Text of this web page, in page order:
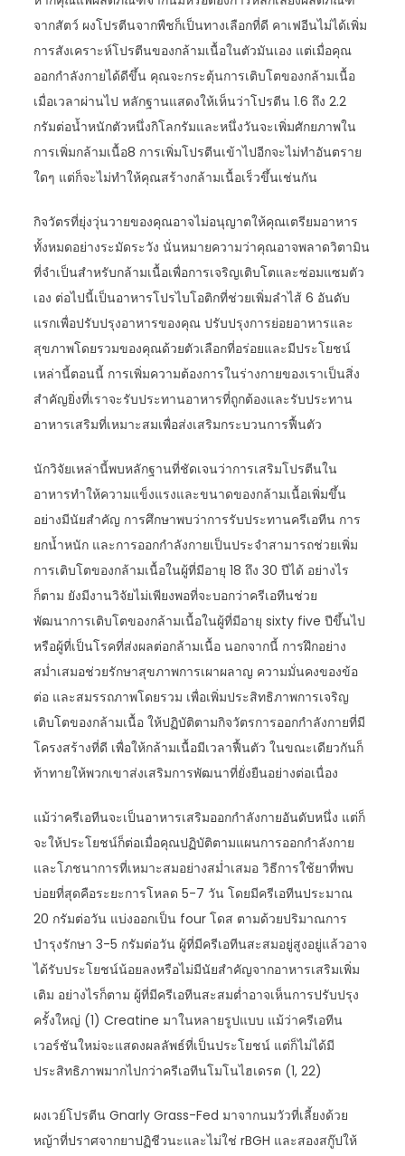
จากสัตว์ ผงโปรตีนจากพืชก็เป็นทางเลือกที่ดี คาเฟอีนไม่ได้เพิ่ม
การสังเคราะห์โปรตีนของกล้ามเนื้อในตัวมันเอง แต่เมื่อคุณ
ออกกำลังกายได้ดีขึ้น คุณจะกระตุ้นการเติบโตของกล้ามเนื้อ
เมื่อเวลาผ่านไป หลักฐานแสดงให้เห็นว่าโปรตีน 1.6 ถึง 2.2
กรัมต่อน้ำหนักตัวหนึ่งกิโลกรัมและหนึ่งวันจะเพิ่มศักยภาพใน
การเพิ่มกล้ามเนื้อ8 การเพิ่มโปรตีนเข้าไปอีกจะไม่ทำอันตราย
ใดๆ แต่ก็จะไม่ทำให้คุณสร้างกล้ามเนื้อเร็วขึ้นเช่นกัน
กิจวัตรที่ยุ่งวุ่นวายของคุณอาจไม่อนุญาตให้คุณเตรียมอาหาร
ทั้งหมดอย่างระมัดระวัง นั่นหมายความว่าคุณอาจพลาดวิตามิน
ที่จำเป็นสำหรับกล้ามเนื้อเพื่อการเจริญเติบโตและซ่อมแซมตัว
เอง ต่อไปนี้เป็นอาหารโปรไบโอติกที่ช่วยเพิ่มลำไส้ 6 อันดับ
แรกเพื่อปรับปรุงอาหารของคุณ ปรับปรุงการย่อยอาหารและ
สุขภาพโดยรวมของคุณด้วยตัวเลือกที่อร่อยและมีประโยชน์
เหล่านี้ตอนนี้ การเพิ่มความต้องการในร่างกายของเราเป็นสิ่ง
สำคัญยิ่งที่เราจะรับประทานอาหารที่ถูกต้องและรับประทาน
อาหารเสริมที่เหมาะสมเพื่อส่งเสริมกระบวนการฟื้นตัว
นักวิจัยเหล่านี้พบหลักฐานที่ชัดเจนว่าการเสริมโปรตีนใน
อาหารทำให้ความแข็งแรงและขนาดของกล้ามเนื้อเพิ่มขึ้น
อย่างมีนัยสำคัญ การศึกษาพบว่าการรับประทานครีเอทีน การ
ยกน้ำหนัก และการออกกำลังกายเป็นประจำสามารถช่วยเพิ่ม
การเติบโตของกล้ามเนื้อในผู้ที่มีอายุ 18 ถึง 30 ปีได้ อย่างไร
ก็ตาม ยังมีงานวิจัยไม่เพียงพอที่จะบอกว่าครีเอทีนช่วย
พัฒนาการเติบโตของกล้ามเนื้อในผู้ที่มีอายุ sixty five ปีขึ้นไป
หรือผู้ที่เป็นโรคที่ส่งผลต่อกล้ามเนื้อ นอกจากนี้ การฝึกอย่าง
สม่ำเสมอช่วยรักษาสุขภาพการเผาผลาญ ความมั่นคงของข้อ
ต่อ และสมรรถภาพโดยรวม เพื่อเพิ่มประสิทธิภาพการเจริญ
เติบโตของกล้ามเนื้อ ให้ปฏิบัติตามกิจวัตรการออกกำลังกายที่มี
โครงสร้างที่ดี เพื่อให้กล้ามเนื้อมีเวลาฟื้นตัว ในขณะเดียวกันก็
ท้าทายให้พวกเขาส่งเสริมการพัฒนาที่ยั่งยืนอย่างต่อเนื่อง
แม้ว่าครีเอทีนจะเป็นอาหารเสริมออกกำลังกายอันดับหนึ่ง แต่ก็
จะให้ประโยชน์ก็ต่อเมื่อคุณปฏิบัติตามแผนการออกกำลังกาย
และโภชนาการที่เหมาะสมอย่างสม่ำเสมอ วิธีการใช้ยาที่พบ
บ่อยที่สุดคือระยะการโหลด 5-7 วัน โดยมีครีเอทีนประมาณ
20 กรัมต่อวัน แบ่งออกเป็น four โดส ตามด้วยปริมาณการ
บำรุงรักษา 3-5 กรัมต่อวัน ผู้ที่มีครีเอทีนสะสมอยู่สูงอยู่แล้วอาจ
ได้รับประโยชน์น้อยลงหรือไม่มีนัยสำคัญจากอาหารเสริมเพิ่ม
เติม อย่างไรก็ตาม ผู้ที่มีครีเอทีนสะสมต่ำอาจเห็นการปรับปรุง
ครั้งใหญ่ (1) Creatine มาในหลายรูปแบบ แม้ว่าครีเอทีน
เวอร์ชันใหม่จะแสดงผลลัพธ์ที่เป็นประโยชน์ แต่ก็ไม่ได้มี
ประสิทธิภาพมากไปกว่าครีเอทีนโมโนไฮเดรต (1, 22)
ผงเวย์โปรตีน Gnarly Grass-Fed มาจากนมวัวที่เลี้ยงด้วย
หญ้าที่ปราศจากยาปฏิชีวนะและไม่ใช่ rBGH และสองสกู๊ปให้